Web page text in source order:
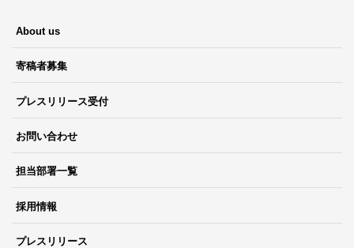
About us
寄稿者募集
プレスリリース受付
お問い合わせ
担当部署一覧
採用情報
プレスリリース